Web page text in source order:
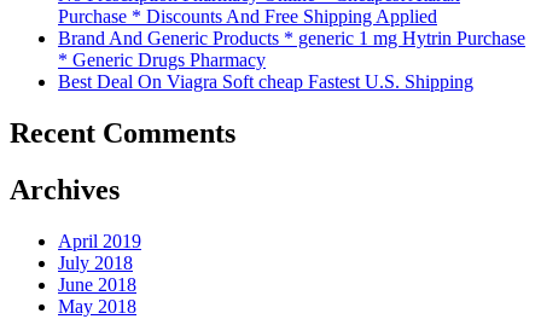
Purchase * Discounts And Free Shipping Applied
Brand And Generic Products * generic 1 mg Hytrin Purchase
* Generic Drugs Pharmacy
Best Deal On Viagra Soft cheap Fastest U.S. Shipping
Recent Comments
Archives
April 2019
July 2018
June 2018
May 2018